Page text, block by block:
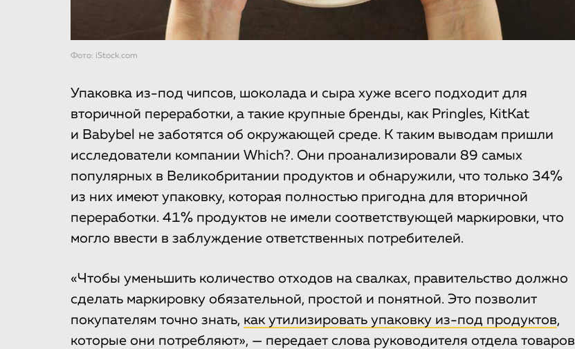
Фото: iStock.com
Упаковка из-под чипсов, шоколада и сыра хуже всего подходит для
вторичной переработки, а такие крупные бренды, как Pringles, KitKat
и Babybel не заботятся об окружающей среде. К таким выводам пришли
исследователи компании Which?. Они проанализировали 89 самых
популярных в Великобритании продуктов и обнаружили, что только 34%
из них имеют упаковку, которая полностью пригодна для вторичной
переработки. 41% продуктов не имели соответствующей маркировки, что
могло ввести в заблуждение ответственных потребителей.
«Чтобы уменьшить количество отходов на свалках, правительство должно
сделать маркировку обязательной, простой и понятной. Это позволит
покупателям точно знать, как утилизировать упаковку из-под продуктов,
которые они потребляют», — передает слова руководителя отдела товаров